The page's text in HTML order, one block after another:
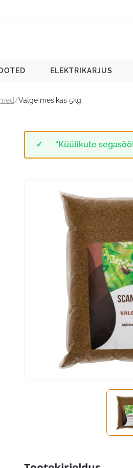
ELEKTRIKARJUS
/Valge mesikas 5kg
“Küülikute